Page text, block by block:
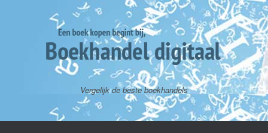
Vergelijk de beste boekhandels